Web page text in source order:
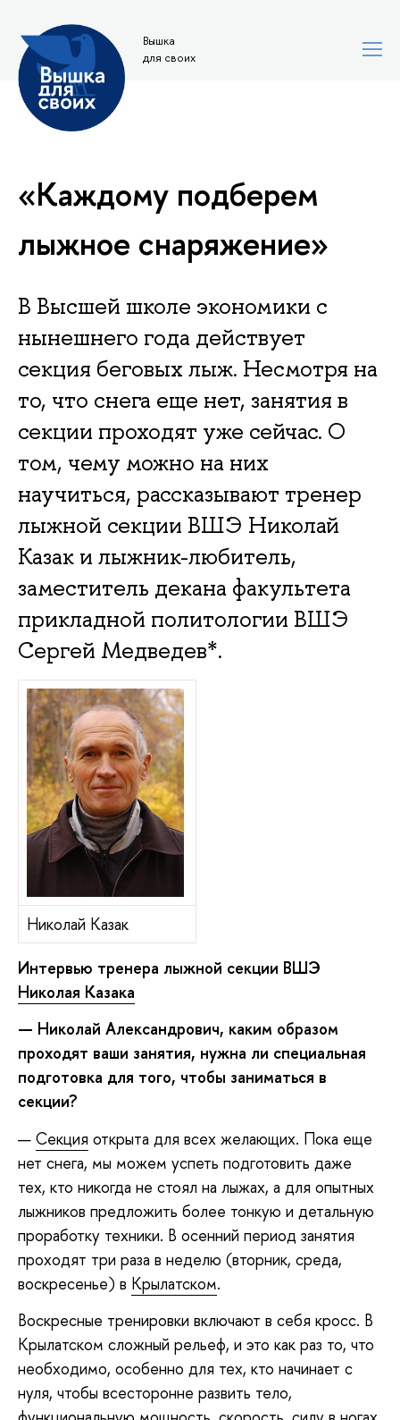
Вышка
для своих
«Каждому подберем
лыжное снаряжение»
В Высшей школе экономики c
нынешнего года действует
секция беговых лыж. Несмотря на
то, что снега еще нет, занятия в
секции проходят уже сейчас. О
том, чему можно на них
научиться, рассказывают тренер
лыжной секции ВШЭ Николай
Казак и лыжник-любитель,
заместитель декана факультета
прикладной политологии ВШЭ
Сергей Медведев*.
Николай Казак
Интервью тренера лыжной секции ВШЭ
Николая Казака
— Николай Александрович, каким образом
проходят ваши занятия, нужна ли специальная
подготовка для того, чтобы заниматься в
секции?
— Секция открыта для всех желающих. Пока еще
нет снега, мы можем успеть подготовить даже
тех, кто никогда не стоял на лыжах, а для опытных
лыжников предложить более тонкую и детальную
проработку техники. В осенний период занятия
проходят три раза в неделю (вторник, среда,
воскресенье) в Крылатском.
Воскресные тренировки включают в себя кросс. В
Крылатском сложный рельеф, и это как раз то, что
необходимо, особенно для тех, кто начинает с
нуля, чтобы всесторонне развить тело,